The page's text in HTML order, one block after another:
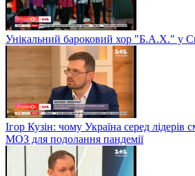
Унікальний бароковий хор "Б.А.Х." у
Ігор Кузін: чому Україна серед лідерів
МОЗ для подолання пандемії